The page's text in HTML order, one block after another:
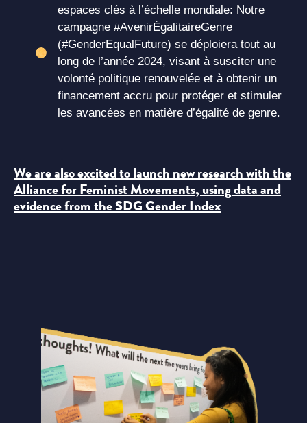
espaces clés à l’échelle mondiale: Notre
campagne #AvenirÉgalitaireGenre
(#GenderEqualFuture) se déploiera tout au
long de l’année 2024, visant à susciter une
volonté politique renouvelée et à obtenir un
financement accru pour protéger et stimuler
les avancées en matière d’égalité de genre.
We are also excited to launch new research with the
Alliance for Feminist Movements, using data and
evidence from the SDG Gender Index